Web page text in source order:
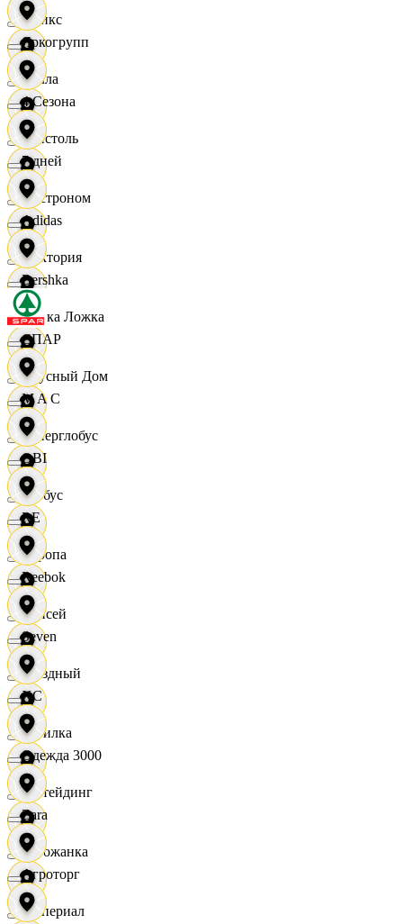
Аникс
Билла
Бристоль
Быстроном
Виктория
Вилка Ложка
Вкусный Дом
Гиперглобус
Глобус
Европа
Елисей
Звездный
Горилка
Ижтейдинг
Горожанка
Империал
Яркогрупп
4 Сезона
7 дней
Adidas
Bershka
СПАР
M A C
OBI
RE
Reebok
Seven
XC
Одежда 3000
Zara
Агроторг